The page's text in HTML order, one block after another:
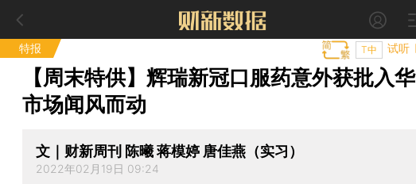
特报 试听
T中
【周末特供】辉瑞新冠口服药意外获批入华
市场闻风而动
文｜财新周刊 陈曦 蒋模婷 唐佳燕（实习）
2022年02月19日 09:24